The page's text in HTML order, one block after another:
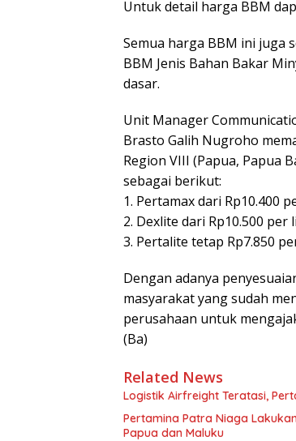
Untuk detail harga BBM
Semua harga BBM ini juga
BBM Jenis Bahan Bakar
dasar.
Unit Manager
Brasto Galih Nugroho
Region VIII (Papua, Papua
sebagai berikut:
1. Pertamax dari Rp10.400
2. Dexlite dari Rp10.500
3. Pertalite tetap Rp7.850
Dengan adanya
masyarakat yang sudah
perusahaan untuk
(Ba)
Related News
Logistik Airfreight Teratasi,
Pertamina Patra Niaga
Papua dan Maluku